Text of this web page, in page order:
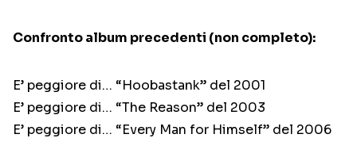
Confronto album precedenti (non completo):
E’ peggiore di… “Hoobastank” del 2001
E’ peggiore di… “The Reason” del 2003
E’ peggiore di… “Every Man for Himself” del 2006